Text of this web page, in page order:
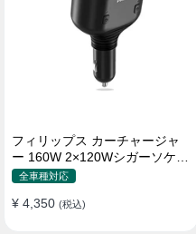
フィリップス カーチャージャ
ー 160W 2×120Wシガーソケッ
ト おしゃれ
全車種対応
¥ 4,350 (税込)